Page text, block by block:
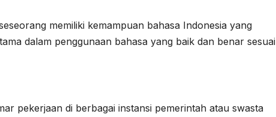
memiliki kemampuan bahasa Indonesia yang
dalam penggunaan bahasa yang baik dan benar sesuai
pekerjaan di berbagai instansi pemerintah atau swasta